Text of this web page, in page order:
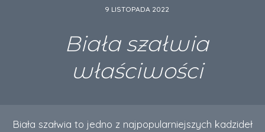
9 LISTOPADA 2022
Biała szałwia
właściwości
Biała szałwia to jedno z najpopularniejszych kadzideł